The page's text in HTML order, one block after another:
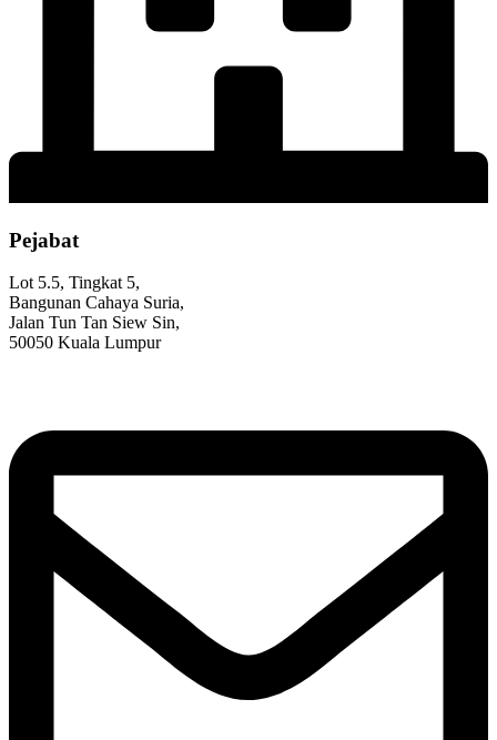
Pejabat
Lot 5.5, Tingkat 5,
Bangunan Cahaya Suria,
Jalan Tun Tan Siew Sin,
50050 Kuala Lumpur